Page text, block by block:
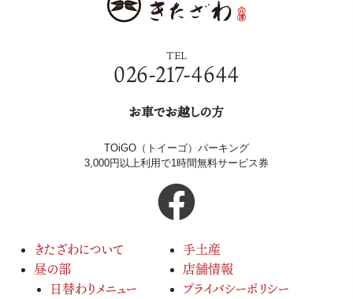
TEL
026-217-4644
お車でお越しの方
TOiGO（トイーゴ）パーキング
3,000円以上利用で1時間無料サービス券
きたざわについて
昼の部
日替わりメニュー
手土産
店舗情報
プライバシーポリシー